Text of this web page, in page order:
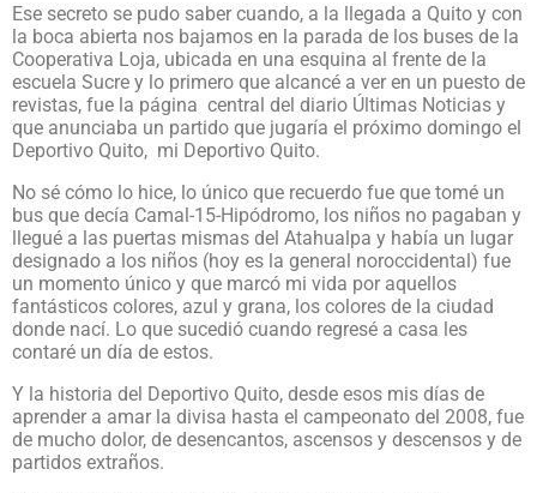
Ese secreto se pudo saber cuando, a la llegada a Quito y con
la boca abierta nos bajamos en la parada de los buses de la
Cooperativa Loja, ubicada en una esquina al frente de la
escuela Sucre y lo primero que alcancé a ver en un puesto de
revistas, fue la página central del diario Últimas Noticias y
que anunciaba un partido que jugaría el próximo domingo el
Deportivo Quito, mi Deportivo Quito.
No sé cómo lo hice, lo único que recuerdo fue que tomé un
bus que decía Camal-15-Hipódromo, los niños no pagaban y
llegué a las puertas mismas del Atahualpa y había un lugar
designado a los niños (hoy es la general noroccidental) fue
un momento único y que marcó mi vida por aquellos
fantásticos colores, azul y grana, los colores de la ciudad
donde nací. Lo que sucedió cuando regresé a casa les
contaré un día de estos.
Y la historia del Deportivo Quito, desde esos mis días de
aprender a amar la divisa hasta el campeonato del 2008, fue
de mucho dolor, de desencantos, ascensos y descensos y de
partidos extraños.